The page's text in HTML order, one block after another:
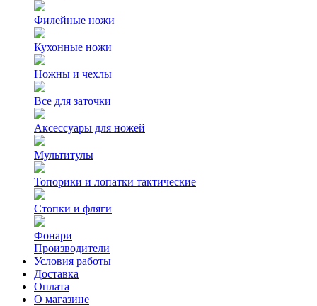
Филейные ножи
Кухонные ножи
Ножны и чехлы
Все для заточки
Аксессуары для ножей
Мультитулы
Топорики и лопатки тактические
Стопки и фляги
Фонари
Производители
Условия работы
Доставка
Оплата
О магазине